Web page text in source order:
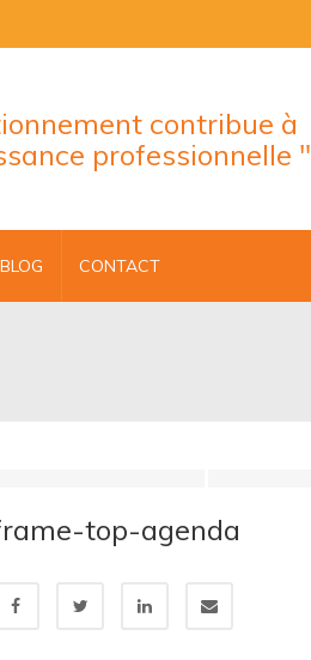
contribue à
professionnelle "
BLOG CONTACT
top-agenda